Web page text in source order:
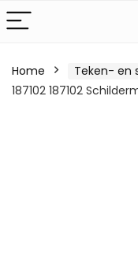
Home Teken- en
187102 187102